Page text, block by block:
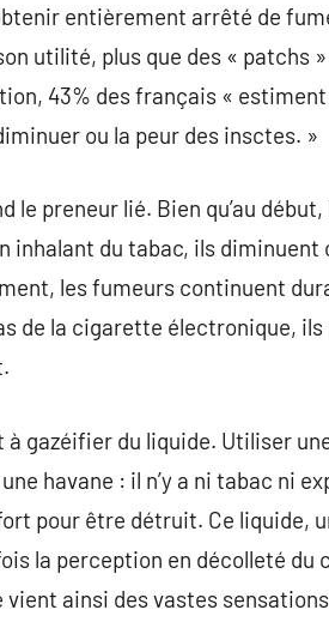
entièrement arrêté de
utilité, plus que des « patchs
43% des français «
ou la peur des insctes. »
le preneur lié. Bien qu’au
inhalant du tabac, ils
les fumeurs continuent
de la cigarette électronique,
gazéifier du liquide. Utiliser
havane : il n’y a ni tabac ni
pour être détruit. Ce liquide,
la perception en décolleté du
ainsi des vastes